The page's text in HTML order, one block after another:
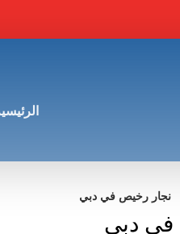
نجار رخيص في دبي
في دبي